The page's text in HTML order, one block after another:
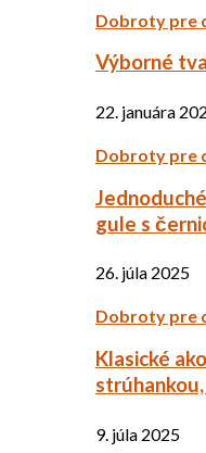
Dobroty pre
Výborné
22. januára
Dobroty pre
gule s
26. júla 2025
Dobroty pre
Klasické
9. júla 2025